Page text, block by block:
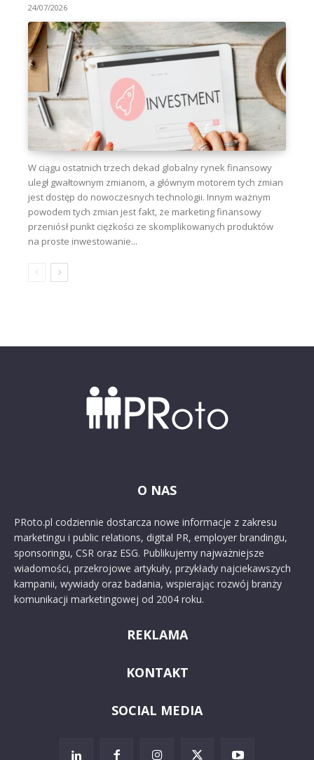
24/07/2026
W ciągu ostatnich trzech dekad globalny rynek finansowy
uległ gwałtownym zmianom, a głównym motorem tych zmian
jest dostęp do nowoczesnych technologii. Innym ważnym
powodem tych zmian jest fakt, że marketing finansowy
przeniósł punkt ciężkości ze skomplikowanych produktów
na proste inwestowanie...
O NAS
PRoto.pl codziennie dostarcza nowe informacje z zakresu
marketingu i public relations, digital PR, employer brandingu,
sponsoringu, CSR oraz ESG. Publikujemy najważniejsze
wiadomości, przekrojowe artykuły, przykłady najciekawszych
kampanii, wywiady oraz badania, wspierając rozwój branży
komunikacji marketingowej od 2004 roku.
REKLAMA
KONTAKT
SOCIAL MEDIA